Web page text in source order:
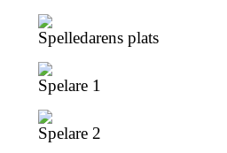
Spelledarens plats
Spelare 1
Spelare 2